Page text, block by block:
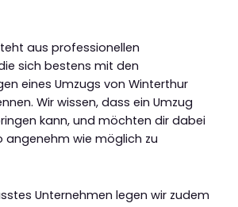
aus professionellen
sich bestens mit den
eines Umzugs von Winterthur
Wir wissen, dass ein Umzug
kann, und möchten dir dabei
angenehm wie möglich zu
Unternehmen legen wir zudem